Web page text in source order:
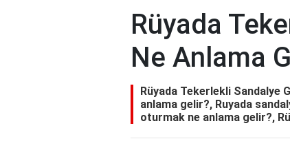
Rüyada
Ne Anlama
Rüyada Tekerlekli Sandalye
anlama gelir?, Ruyada
oturmak ne anlama gelir?,